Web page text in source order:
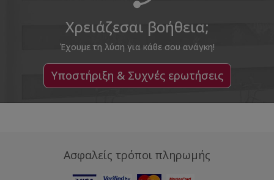
Χρειάζεσαι βοήθεια;
Έχουμε τη λύση για κάθε σου ανάγκη!
Υποστήριξη & Συχνές ερωτήσεις
Ασφαλείς τρόποι πληρωμής